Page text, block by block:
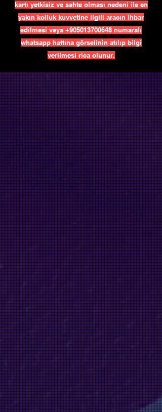
kartı yetkisiz ve sahte olması nedeni ile en
yakın kolluk kuvvetine ilgili aracın ihbar
edilmesi veya +905013700648 numaralı
whatsapp hattına görselinin atılıp bilgi
verilmesi rica olunur.